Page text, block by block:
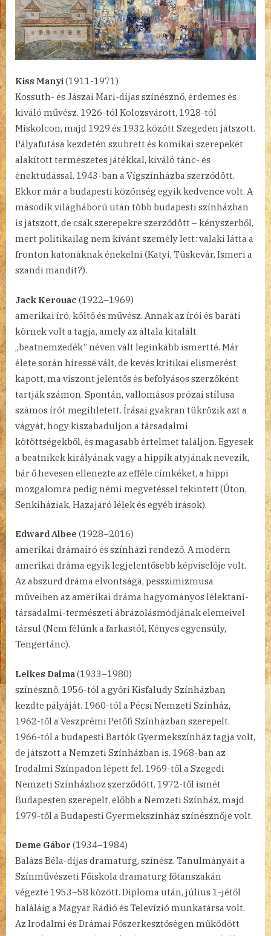
Kiss Manyi(1911-1971)
Kossuth- és Jászai Mari-díjas színésznő, érdemes és
kiváló művész. 1926-tól Kolozsvárott, 1928-tól
Miskolcon, majd 1929 és 1932 között Szegeden játszott.
Pályafutása kezdetén szubrett és komikai szerepeket
alakított természetes játékkal, kiváló tánc- és
énektudással. 1943-ban a Vígszínházba szerződött.
Ekkor már a budapesti közönség egyik kedvence volt. A
második világháború után több budapesti színházban
is játszott, de csak szerepekre szerződött – kényszerből,
mert politikailag nem kívánt személy lett: valaki látta a
fronton katonáknak énekelni (Katyi, Tüskevár, Ismeri a
szandi mandit?).
Jack Kerouac (1922–1969)
amerikai író, költő és művész. Annak az írói és baráti
körnek volt a tagja, amely az általa kitalált
„beatnemzedék” néven vált leginkább ismertté. Már
élete során híressé vált, de kevés kritikai elismerést
kapott, ma viszont jelentős és befolyásos szerzőként
tartják számon. Spontán, vallomásos prózai stílusa
számos írót megihletett. Írásai gyakran tükrözik azt a
vágyát, hogy kiszabaduljon a társadalmi
kötöttségekből, és magasabb értelmet találjon. Egyesek
a beatnikek királyának vagy a hippik atyjának nevezik,
bár ő hevesen ellenezte az efféle címkéket, a hippi
mozgalomra pedig némi megvetéssel tekintett (Úton,
Senkiháziak, Hazajáró lélek és egyéb írások).
Edward Albee (1928–2016)
amerikai drámaíró és színházi rendező. A modern
amerikai dráma egyik legjelentősebb képviselője volt.
Az abszurd dráma elvontsága, pesszimizmusa
műveiben az amerikai dráma hagyományos lélektani-
társadalmi-természeti ábrázolásmódjának elemeivel
társul (Nem félünk a farkastól, Kényes egyensúly,
Tengertánc).
Lelkes Dalma (1933–1980)
színésznő. 1956-tól a győri Kisfaludy Színházban
kezdte pályáját. 1960-tól a Pécsi Nemzeti Színház,
1962-től a Veszprémi Petőfi Színházban szerepelt.
1966-tól a budapesti Bartók Gyermekszínház tagja volt,
de játszott a Nemzeti Színházban is. 1968-ban az
Irodalmi Színpadon lépett fel. 1969-től a Szegedi
Nemzeti Színházhoz szerződött. 1972-től ismét
Budapesten szerepelt, előbb a Nemzeti Színház, majd
1979-től a Budapesti Gyermekszínház színésznője volt.
Deme Gábor (1934–1984)
Balázs Béla-díjas dramaturg, színész. Tanulmányait a
Színművészeti Főiskola dramaturg főtanszakán
végezte 1953–58 között. Diploma után, július 1-jétől
haláláig a Magyar Rádió és Televízió munkatársa volt.
Az Irodalmi és Drámai Főszerkesztőségen működött